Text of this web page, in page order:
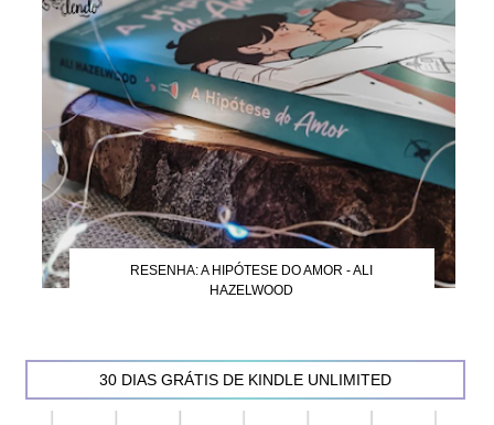
RESENHA: A HIPÓTESE DO AMOR - ALI
HAZELWOOD
30 DIAS GRÁTIS DE KINDLE UNLIMITED